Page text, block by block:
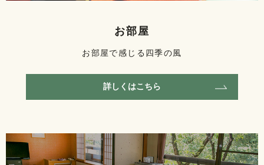
お部屋
お部屋で感じる四季の風
詳しくはこちら